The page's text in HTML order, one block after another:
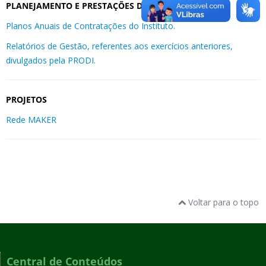
PLANEJAMENTO E PRESTAÇÕES DE CONTAS
Planos Anuais de Contratações do Instituto.
Relatórios de Gestão, referentes aos exercícios anteriores,
divulgados pela PRODI.
PROJETOS
Rede MAKER
Voltar para o topo
Central de Conteúdos